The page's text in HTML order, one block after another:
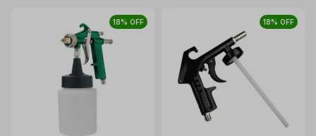
18% OFF 18% OFF